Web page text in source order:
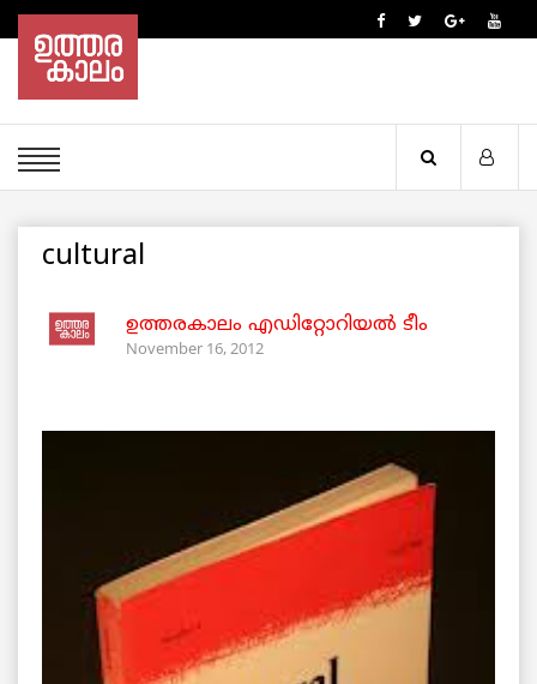
cultural
ഉത്തരകാലം എഡിറ്റോറിയല്‍ ടീം
November 16, 2012